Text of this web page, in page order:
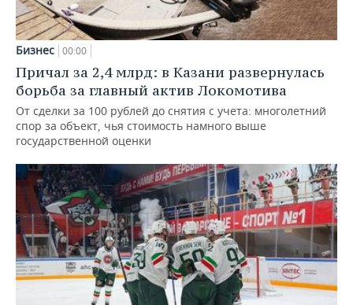
Бизнес 00:00
Причал за 2,4 млрд: в Казани развернулась
борьба за главный актив Локомотива
От сделки за 100 рублей до снятия с учета: многолетний
спор за объект, чья стоимость намного выше
государственной оценки